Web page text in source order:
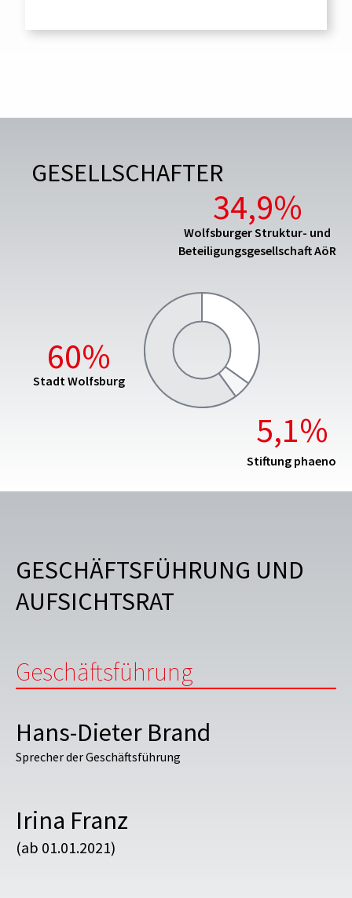
GESELLSCHAFTER
60%
Stadt Wolfsburg
5,1%
Stiftung phaeno
34,9%
Wolfsburger Struktur- und
Beteiligungsgesellschaft AöR
GESCHÄFTSFÜHRUNG UND
AUFSICHTSRAT
Geschäftsführung
Hans-Dieter Brand
Sprecher der Geschäftsführung
Irina Franz
(ab 01.01.2021)